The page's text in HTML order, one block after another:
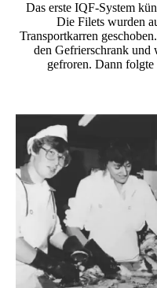
Das erste IQF-System
Die Filets wurden
Transportkarren
den Gefrierschrank und
gefroren. Dann